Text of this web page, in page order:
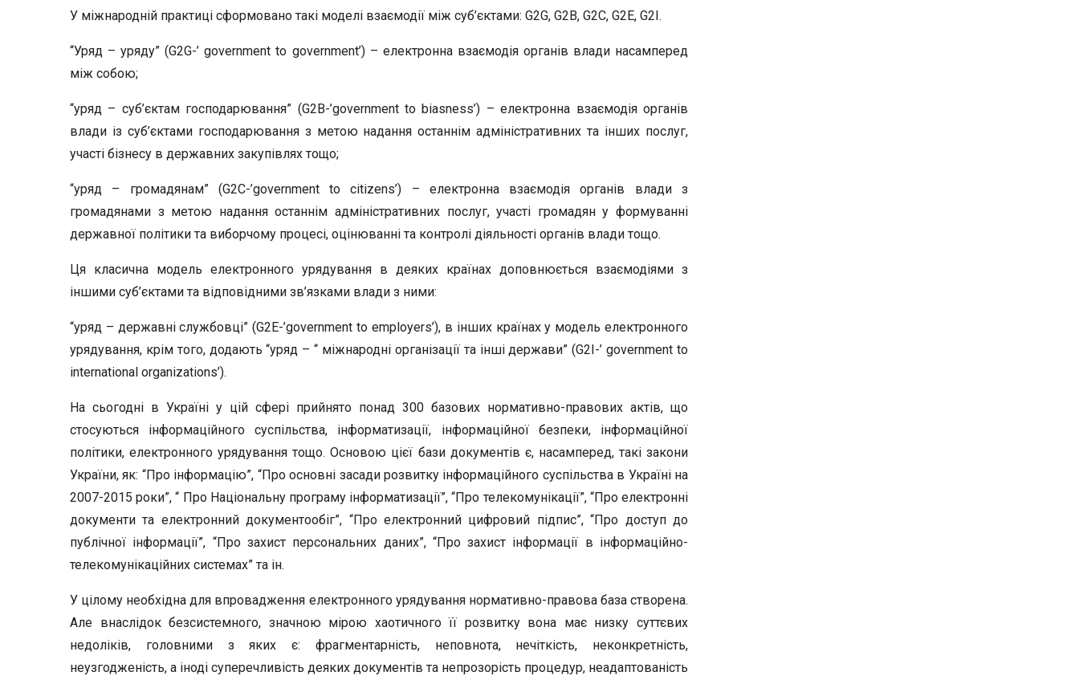
У міжнародній практиці сформовано такі моделі взаємодії між суб’єктами: G2G, G2B, G2C, G2E, G2I.
“Уряд – уряду” (G2G-’ government to government’) – електронна взаємодія органів влади насамперед
між собою;
“уряд – суб’єктам господарювання” (G2B-’government to biasness’) – електронна взаємодія органів
влади із суб’єктами господарювання з метою надання останнім адміністративних та інших послуг,
участі бізнесу в державних закупівлях тощо;
“уряд – громадянам” (G2C-’government to citizens’) – електронна взаємодія органів влади з
громадянами з метою надання останнім адміністративних послуг, участі громадян у формуванні
державної політики та виборчому процесі, оцінюванні та контролі діяльності органів влади тощо.
Ця класична модель електронного урядування в деяких країнах доповнюється взаємодіями з
іншими суб’єктами та відповідними зв’язками влади з ними:
“уряд – державні службовці” (G2E-’government to employers’), в інших країнах у модель електронного
урядування, крім того, додають “уряд – “ міжнародні організації та інші держави” (G2I-’ government to
international organizations’).
На сьогодні в Україні у цій сфері прийнято понад 300 базових нормативно-правових актів, що
стосуються інформаційного суспільства, інформатизації, інформаційної безпеки, інформаційної
політики, електронного урядування тощо. Основою цієї бази документів є, насамперед, такі закони
України, як: “Про інформацію”, “Про основні засади розвитку інформаційного суспільства в Україні на
2007-2015 роки”, “ Про Національну програму інформатизації”, “Про телекомунікації”, “Про електронні
документи та електронний документообіг”, “Про електронний цифровий підпис”, “Про доступ до
публічної інформації”, “Про захист персональних даних”, “Про захист інформації в інформаційно-
телекомунікаційних системах” та ін.
У цілому необхідна для впровадження електронного урядування нормативно-правова база створена.
Але внаслідок безсистемного, значною мірою хаотичного її розвитку вона має низку суттєвих
недоліків, головними з яких є: фрагментарність, неповнота, нечіткість, неконкретність,
неузгодженість, а іноді суперечливість деяких документів та непрозорість процедур, неадаптованість